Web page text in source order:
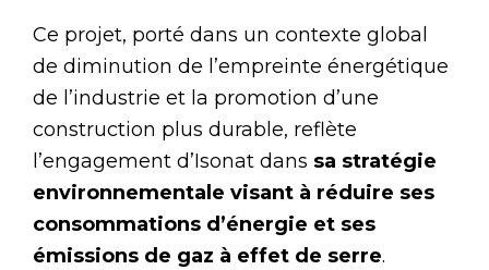
Ce projet, porté dans un contexte global
de diminution de l’empreinte énergétique
de l’industrie et la promotion d’une
construction plus durable, reflète
l’engagement d’Isonat dans sa stratégie
environnementale visant à réduire ses
consommations d’énergie et ses
émissions de gaz à effet de serre.